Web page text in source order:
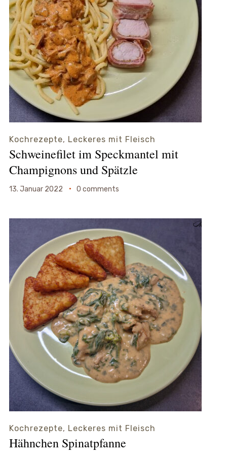
Kochrezepte, Leckeres mit Fleisch
Schweinefilet im Speckmantel mit
Champignons und Spätzle
13. Januar 2022 0 comments
Kochrezepte, Leckeres mit Fleisch
Hähnchen Spinatpfanne